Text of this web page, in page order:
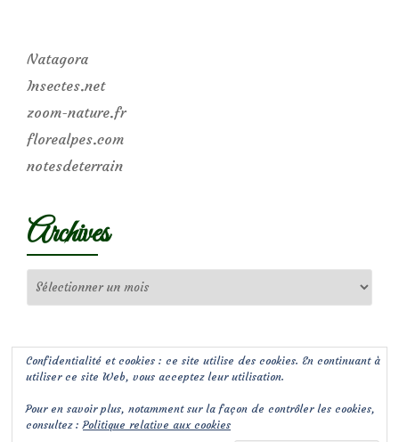
Natagora
Insectes.net
zoom-nature.fr
florealpes.com
notesdeterrain
Archives
Confidentialité et cookies : ce site utilise des cookies. En continuant à
utiliser ce site Web, vous acceptez leur utilisation.
Pour en savoir plus, notamment sur la façon de contrôler les cookies,
consultez :Politique relative aux cookies